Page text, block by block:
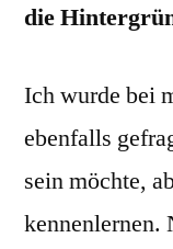
die
Ich wurde bei
ebenfalls
sein möchte,
kennenlernen.